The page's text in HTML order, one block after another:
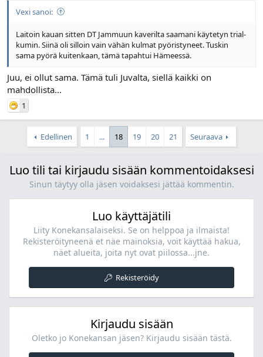
Vexi sanoi:
Laitoin kauan sitten DT Jammuun kaverilta saamani käytetyn trial-
kumin. Siinä oli silloin vain vähän kulmat pyöristyneet. Tuskin
sama pyörä kuitenkaan, tämä tapahtui Hämeessä.
Juu, ei ollut sama. Tämä tuli Juvalta, siellä kaikki on
mahdollista...
1
Edellinen 1 ... 18 19 20 21 Seuraava
Luo tili tai kirjaudu sisään kommentoidaksesi
Sinun täytyy olla jäsen voidaksesi jättää kommentin.
Luo käyttäjätili
Liity Konekansalaiseksi. Se on helppoa ja ilmaista!
Rekisteröityneenä et näe mainoksia, voit käyttää hakua,
näet alueita, joita nyt ovat piilossa...jne.
Rekisteröidy
Kirjaudu sisään
Oletko jo Konekansan jäsen? Kirjaudu sisään tästä.